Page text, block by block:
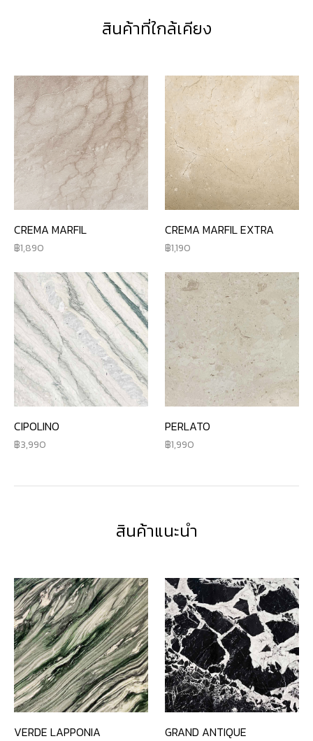
สินค้าที่ใกล้เคียง
CREMA MARFIL
1,890
CREMA MARFIL EXTRA
1,190
CIPOLINO
3,990
PERLATO
1,990
สินค้าแนะนำ
VERDE LAPPONIA GRAND ANTIQUE